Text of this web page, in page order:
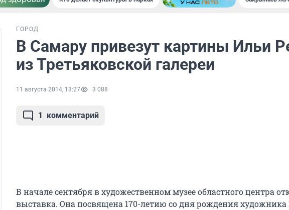
ГОРОД
В Самару привезут картины Ильи
из Третьяковской галереи
11 августа 2014, 13:27 3 088
1 комментарий
В начале сентября в художественном музее областного центра
выставка. Она посвящена 170-летию со дня рождения художника